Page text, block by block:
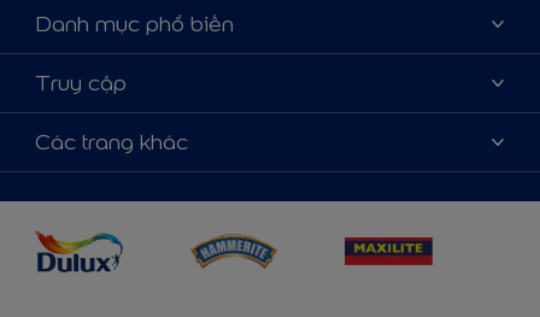
Giới thiệu về AkzoNobel
Liên hệ chúng tôi
Tìm một cửa hàng
Danh mục phổ biến
Tìm màu sắc
Chọn sản phẩm
Ý tưởng
Truy cập
Khả năng truy cập
Tính Chính Xác về Màu Sắc
Các trang khác